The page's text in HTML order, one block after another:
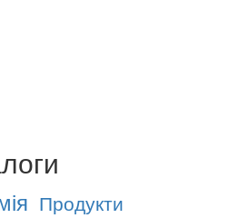
Продукти